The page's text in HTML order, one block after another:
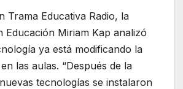
Trama Educativa Radio, la
Educación Miriam Kap analizó
ya está modificando la
las aulas. “Después de la
tecnologías se instalaron